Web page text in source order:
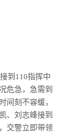
到110指挥中
危急，急需到
间刻不容缓，
、刘志峰接到
交警立即带领